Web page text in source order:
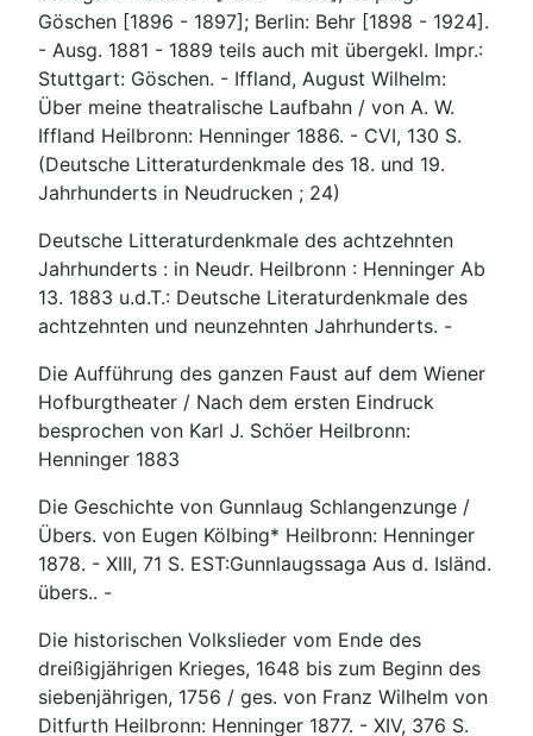
Göschen [1896 - 1897]; Berlin: Behr [1898 - 1924].
- Ausg. 1881 - 1889 teils auch mit übergekl. Impr.:
Stuttgart: Göschen. - Iffland, August Wilhelm:
Über meine theatralische Laufbahn / von A. W.
Iffland Heilbronn: Henninger 1886. - CVI, 130 S.
(Deutsche Litteraturdenkmale des 18. und 19.
Jahrhunderts in Neudrucken ; 24)
Deutsche Litteraturdenkmale des achtzehnten
Jahrhunderts : in Neudr. Heilbronn : Henninger Ab
13. 1883 u.d.T.: Deutsche Literaturdenkmale des
achtzehnten und neunzehnten Jahrhunderts. -
Die Aufführung des ganzen Faust auf dem Wiener
Hofburgtheater / Nach dem ersten Eindruck
besprochen von Karl J. Schöer Heilbronn:
Henninger 1883
Die Geschichte von Gunnlaug Schlangenzunge /
Übers. von Eugen Kölbing* Heilbronn: Henninger
1878. - XIII, 71 S. EST:Gunnlaugssaga Aus d. Isländ.
übers.. -
Die historischen Volkslieder vom Ende des
dreißigjährigen Krieges, 1648 bis zum Beginn des
siebenjährigen, 1756 / ges. von Franz Wilhelm von
Ditfurth Heilbronn: Henninger 1877. - XIV, 376 S.